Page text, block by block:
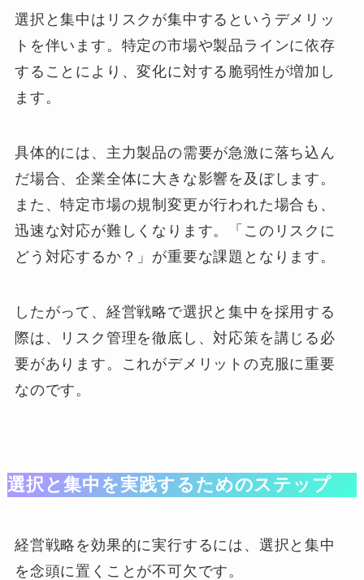
選択と集中はリスクが集中するというデメリッ
トを伴います。特定の市場や製品ラインに依存
することにより、変化に対する脆弱性が増加し
ます。
具体的には、主力製品の需要が急激に落ち込ん
だ場合、企業全体に大きな影響を及ぼします。
また、特定市場の規制変更が行われた場合も、
迅速な対応が難しくなります。「このリスクに
どう対応するか？」が重要な課題となります。
したがって、経営戦略で選択と集中を採用する
際は、リスク管理を徹底し、対応策を講じる必
要があります。これがデメリットの克服に重要
なのです。
選択と集中を実践するためのステップ
経営戦略を効果的に実行するには、選択と集中
を念頭に置くことが不可欠です。